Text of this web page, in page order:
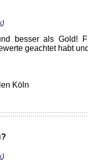
)
besser als Gold!
geachtet habt
Köln
)